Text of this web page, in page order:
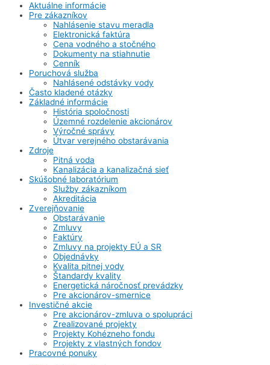
Aktuálne informácie
Pre zákazníkov
Nahlásenie stavu meradla
Elektronická faktúra
Cena vodného a stočného
Dokumenty na stiahnutie
Cenník
Poruchová služba
Nahlásené odstávky vody
Často kladené otázky
Základné informácie
História spoločnosti
Územné rozdelenie akcionárov
Výročné správy
Útvar verejného obstarávania
Zdroje
Pitná voda
Kanalizácia a kanalizačná sieť
Skúšobné laboratórium
Služby zákazníkom
Akreditácia
Zverejňovanie
Obstarávanie
Zmluvy
Faktúry
Zmluvy na projekty EÚ a SR
Objednávky
Kvalita pitnej vody
Štandardy kvality
Energetická náročnosť prevádzky
Pre akcionárov-smernice
Investičné akcie
Pre akcionárov-zmluva o spolupráci
Zrealizované projekty
Projekty Kohézneho fondu
Projekty z vlastných fondov
Pracovné ponuky